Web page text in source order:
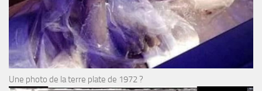
Une photo de la terre plate de 1972 ?